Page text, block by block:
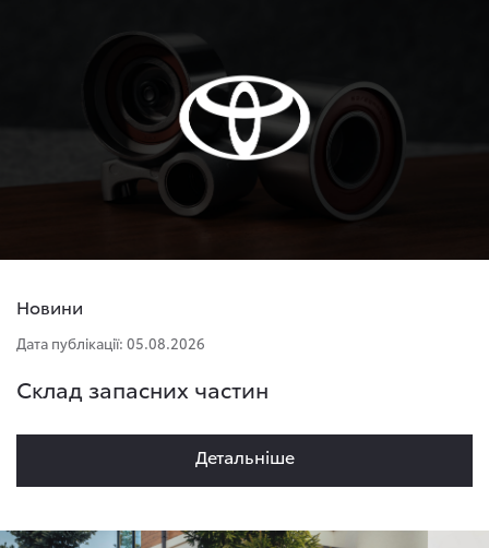
Новини
Дата публікації: 05.08.2026
Склад запасних частин
Детальнiше